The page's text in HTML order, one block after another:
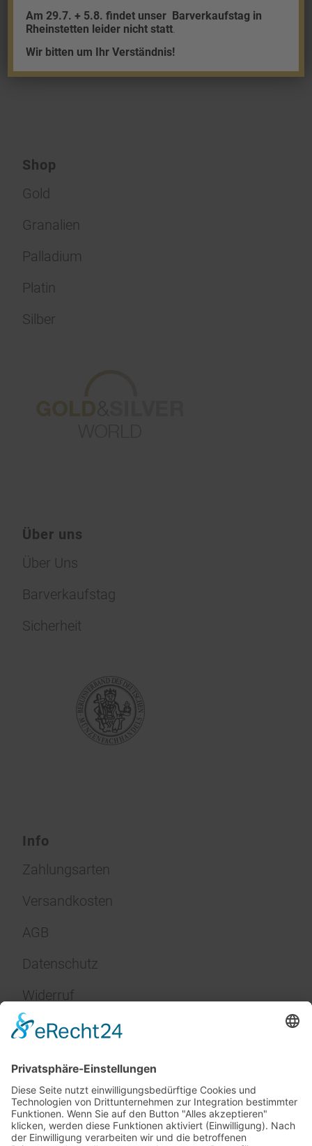
Du musstangemeldetsein, um einen
Kommentar abzugeben.
Shop
Gold
Granalien
Palladium
Platin
Silber
Über uns
Über Uns
Barverkaufstag
Sicherheit
Info
Zahlungsarten
Versandkosten
AGB
Datenschutz
Widerruf
Impressum
Service
Am 29.7. + 5.8. findet unser Barverkaufstag in
Rheinstetten leider nicht statt.
Wir bitten um Ihr Verständnis!